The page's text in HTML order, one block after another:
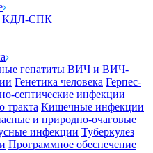
КДЛ-СПК
гепатиты ВИЧ и ВИЧ-
Генетика человека Герпес-
септические инфекции
тракта Кишечные инфекции
и природно-очаговые
инфекции Туберкулез
Программное обеспечение